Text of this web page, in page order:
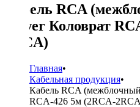
Кабель RCA
Power Коловрат
2RCA)
Главная•
Кабельная продукция•
Кабель RCA
RCA-426 5м (2RCA-